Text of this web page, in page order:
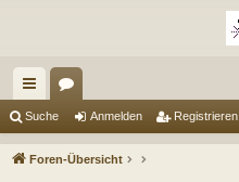
ch
ne en
Suche Anmelden Registrieren
Foren-Übersicht